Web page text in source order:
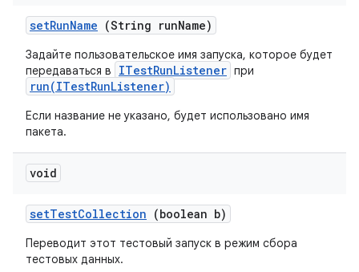
setRunName (String runName)
Задайте пользовательское имя запуска, которое будет
передаваться в
ITestRunListener при
run(ITestRunListener)
Если название не указано, будет использовано имя
пакета.
void
setTestCollection (boolean b)
Переводит этот тестовый запуск в режим сбора
тестовых данных.